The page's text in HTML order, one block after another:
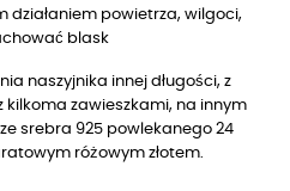
działaniem powietrza, wilgoci,
blask
naszyjnika innej długości, z
kilkoma zawieszkami, na innym
ze srebra 925 powlekanego 24
różowym złotem.